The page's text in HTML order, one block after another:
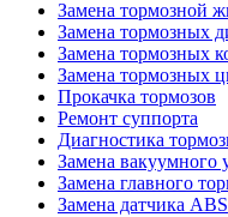
Замена тормозной
Замена тормозных
Замена тормозных
Замена тормозных
Прокачка тормозов
Ремонт суппорта
Диагностика
Замена вакуумного
Замена главного
Замена датчика ABS